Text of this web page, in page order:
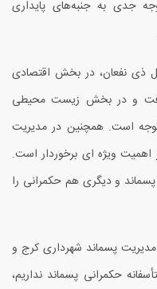
جدی به جنبه‌های پایداری
ذی نفعان، در بخش اقتصادی
و در بخش زیست محیطی
است. همچنین در مدیریت
ویژه ای برخوردار است.
و دیگری هم حکمرانی را
مدیریت پسماند شهرداری کرج و
حکمرانی پسماند نداریم،